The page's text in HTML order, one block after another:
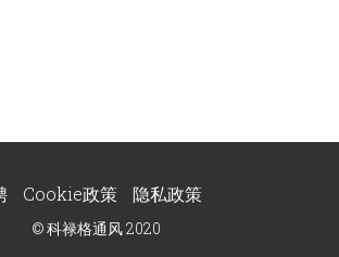
Cookie政策 隐私政策
© 科禄格通风 2020